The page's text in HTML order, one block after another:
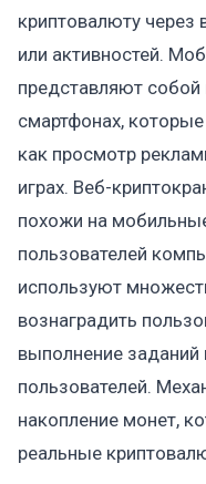
криптовалюту через
или активностей.
представляют
смартфонах,
как просмотр
играх. Веб-
похожи на
пользователей
используют
вознаградить
выполнение заданий
пользователей.
накопление монет,
реальные